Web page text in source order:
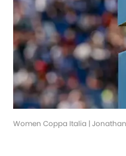
Women Coppa Italia |